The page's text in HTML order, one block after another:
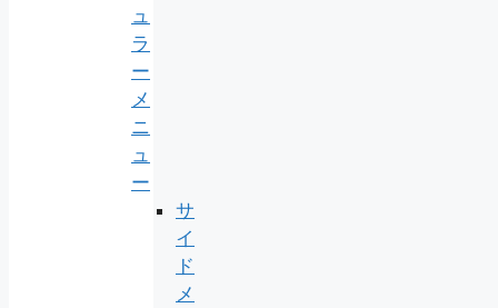
ュ
ラ
ー
メ
ニ
ュ
ー
サ
イ
ド
メ